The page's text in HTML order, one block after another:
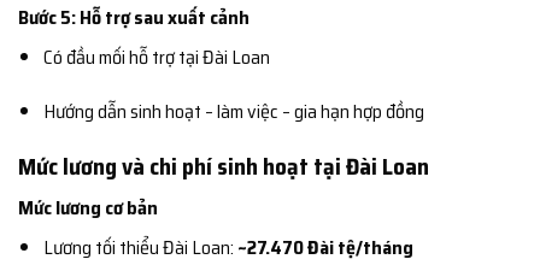
Bước 5: Hỗ trợ sau xuất cảnh
Có đầu mối hỗ trợ tại Đài Loan
Hướng dẫn sinh hoạt – làm việc – gia hạn hợp đồng
Mức lương và chi phí sinh hoạt tại Đài Loan
Mức lương cơ bản
Lương tối thiểu Đài Loan: ~27.470 Đài tệ/tháng